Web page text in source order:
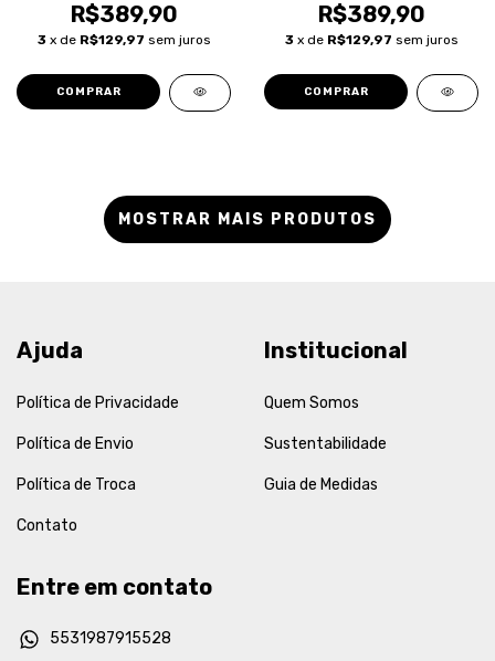
R$389,90
3 x de R$129,97 sem juros
COMPRAR
R$389,90
3 x de R$129,97 sem juros
COMPRAR
MOSTRAR MAIS PRODUTOS
Ajuda
Política de Privacidade
Política de Envio
Política de Troca
Contato
Institucional
Quem Somos
Sustentabilidade
Guia de Medidas
Entre em contato
5531987915528